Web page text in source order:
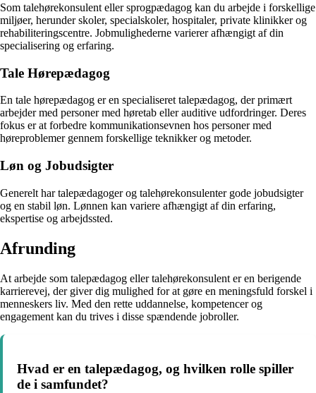
Som talehørekonsulent eller sprogpædagog kan du arbejde i forskellige
miljøer, herunder skoler, specialskoler, hospitaler, private klinikker og
rehabiliteringscentre. Jobmulighederne varierer afhængigt af din
specialisering og erfaring.
Tale Hørepædagog
En tale hørepædagog er en specialiseret talepædagog, der primært
arbejder med personer med høretab eller auditive udfordringer. Deres
fokus er at forbedre kommunikationsevnen hos personer med
høreproblemer gennem forskellige teknikker og metoder.
Løn og Jobudsigter
Generelt har talepædagoger og talehørekonsulenter gode jobudsigter
og en stabil løn. Lønnen kan variere afhængigt af din erfaring,
ekspertise og arbejdssted.
Afrunding
At arbejde som talepædagog eller talehørekonsulent er en berigende
karrierevej, der giver dig mulighed for at gøre en meningsfuld forskel i
menneskers liv. Med den rette uddannelse, kompetencer og
engagement kan du trives i disse spændende jobroller.
Hvad er en talepædagog, og hvilken rolle spiller
de i samfundet?